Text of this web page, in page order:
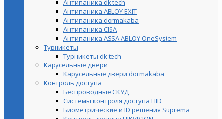
Антипаника dk tech
Антипаника ABLOY EXIT
Антипаника dormakaba
Антипаника СISA
Антипаника ASSA ABLOY OneSystem
Турникеты
Турникеты dk tech
Карусельные двери
Карусельные двери dormakaba
Контроль доступа
Беспроводные СКУД
Системы контроля доступа HID
Биометрические и ID решения Suprema